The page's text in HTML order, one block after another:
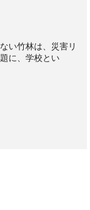
い竹林は、災害リ
に、学校とい